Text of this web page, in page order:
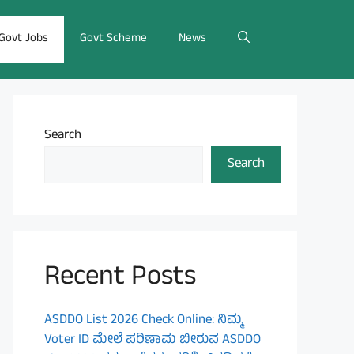
Jobs Govt Scheme News
Search
Search
Recent Posts
ASDDO List 2026 Check Online: ನಿಮ್ಮ
Voter ID ಮೇಲೆ ಪರಿಣಾಮ ಬೀರುವ ASDDO